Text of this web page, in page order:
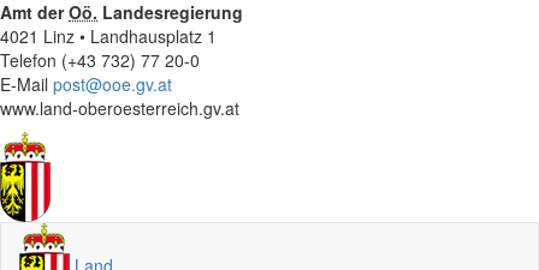
Amt derOö. Landesregierung
4021 Linz • Landhausplatz 1
Telefon (+43 732) 77 20-0
E-Mail post@ooe.gv.at
www.land-oberoesterreich.gv.at